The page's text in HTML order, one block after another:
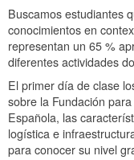
Buscamos estudiantes
conocimientos en
representan un 65 %
diferentes actividades
El primer día de clase
sobre la Fundación
Española, las
logística e
para conocer su nivel